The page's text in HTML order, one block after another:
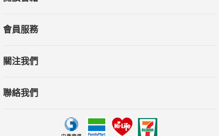
會員服務
關注我們
聯絡我們